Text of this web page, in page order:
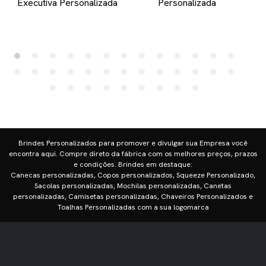
Executiva Personalizada
Personalizada
Brindes Personalizados para promover e divulgar sua Empresa você
encontra aqui. Compre direto da fábrica com os melhores preços, prazos
e condições. Brindes em destaque:
Canecas personalizadas, Copos personalizados, Squeeze Personalizado,
Sacolas personalizadas, Mochilas personalizadas, Canetas
personalizadas, Camisetas personalizadas, Chaveiros Personalizados e
Toalhas Personalizadas com a sua logomarca